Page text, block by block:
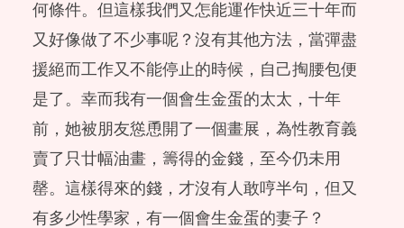
何條件。但這樣我們又怎能運作快近三十年而
又好像做了不少事呢？沒有其他方法，當彈盡
援絕而工作又不能停止的時候，自己掏腰包便
是了。幸而我有一個會生金蛋的太太，十年
前，她被朋友慫恿開了一個畫展，為性教育義
賣了只廿幅油畫，籌得的金錢，至今仍未用
罄。這樣得來的錢，才沒有人敢哼半句，但又
有多少性學家，有一個會生金蛋的妻子？